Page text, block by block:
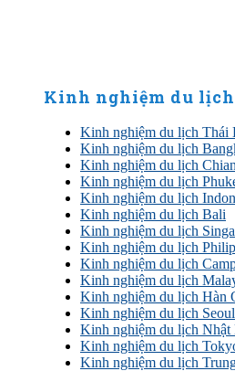
Kinh nghiệm du
Kinh nghiệm du lịch Thái
Kinh nghiệm du lịch
Kinh nghiệm du lịch
Kinh nghiệm du lịch
Kinh nghiệm du lịch
Kinh nghiệm du lịch Bali
Kinh nghiệm du lịch
Kinh nghiệm du lịch
Kinh nghiệm du lịch
Kinh nghiệm du lịch
Kinh nghiệm du lịch Hàn
Kinh nghiệm du lịch Seoul
Kinh nghiệm du lịch Nhật
Kinh nghiệm du lịch
Kinh nghiệm du lịch